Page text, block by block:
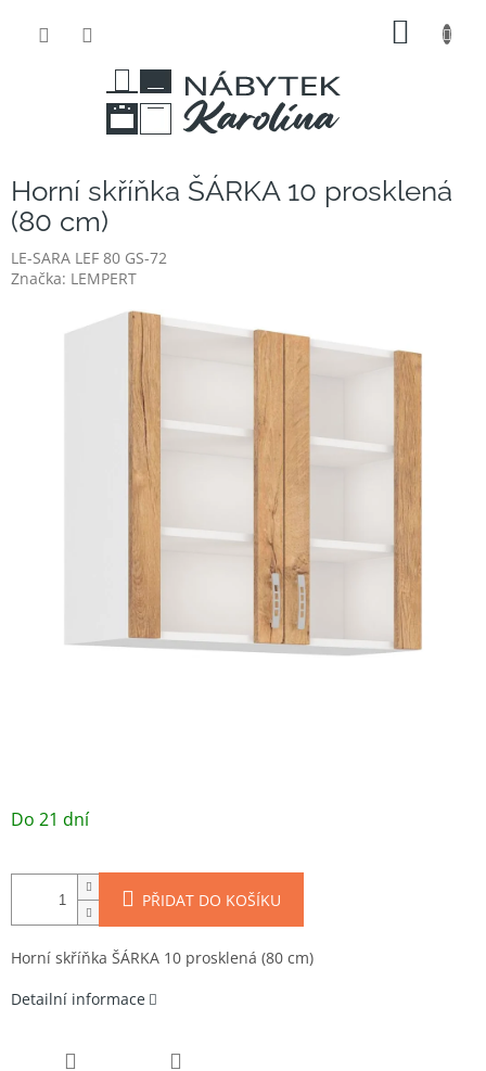
Horní skříňka ŠÁRKA 10 prosklená
(80 cm)
LE-SARA LEF 80 GS-72
Značka: LEMPERT
Do 21 dní
PŘIDAT DO KOŠÍKU
Horní skříňka ŠÁRKA 10 prosklená (80 cm)
Detailní informace